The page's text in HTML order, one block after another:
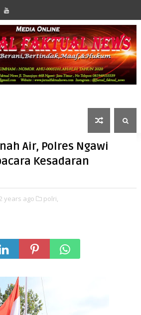
Air, Polres Ngawi
Kesadaran
years ago
polri,